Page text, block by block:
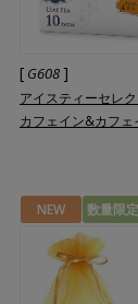
[ G608 ]
アイスティーセレ
カフェイン&カフェ
NEW 数量限定